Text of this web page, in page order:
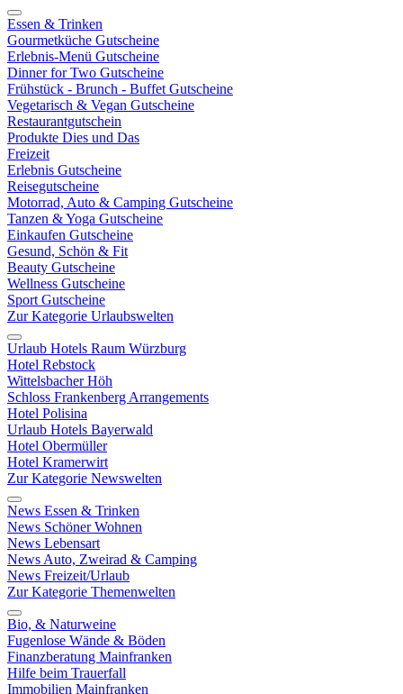
Essen & Trinken
Gourmetküche Gutscheine
Erlebnis-Menü Gutscheine
Dinner for Two Gutscheine
Frühstück - Brunch - Buffet Gutscheine
Vegetarisch & Vegan Gutscheine
Restaurantgutschein
Produkte Dies und Das
Freizeit
Erlebnis Gutscheine
Reisegutscheine
Motorrad, Auto & Camping Gutscheine
Tanzen & Yoga Gutscheine
Einkaufen Gutscheine
Gesund, Schön & Fit
Beauty Gutscheine
Wellness Gutscheine
Sport Gutscheine
Zur Kategorie Urlaubswelten
Urlaub Hotels Raum Würzburg
Hotel Rebstock
Wittelsbacher Höh
Schloss Frankenberg Arrangements
Hotel Polisina
Urlaub Hotels Bayerwald
Hotel Obermüller
Hotel Kramerwirt
Zur Kategorie Newswelten
News Essen & Trinken
News Schöner Wohnen
News Lebensart
News Auto, Zweirad & Camping
News Freizeit/Urlaub
Zur Kategorie Themenwelten
Bio, & Naturweine
Fugenlose Wände & Böden
Finanzberatung Mainfranken
Hilfe beim Trauerfall
Immobilien Mainfranken